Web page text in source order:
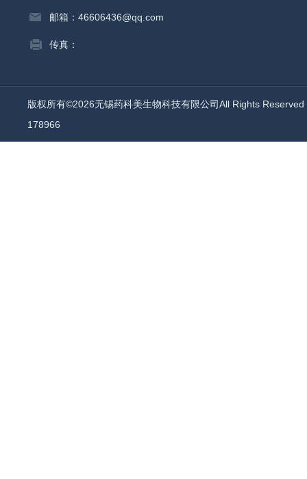
邮箱：46606436@qq.com
传真：
版权所有©2026无锡药科美生物科技有限公司All Rights
178966